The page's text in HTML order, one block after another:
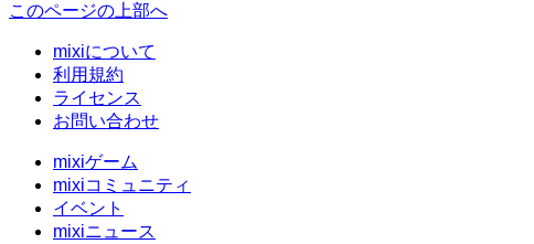
このページの上部へ
mixiについて
利用規約
ライセンス
お問い合わせ
mixiゲーム
mixiコミュニティ
イベント
mixiニュース